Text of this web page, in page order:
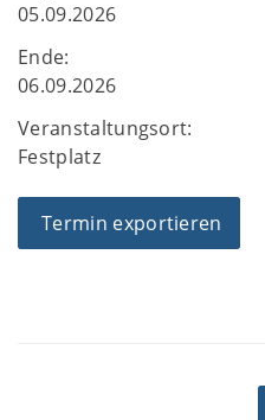
05.09.2026
Ende:
06.09.2026
Veranstaltungsort:
Festplatz
Termin exportieren